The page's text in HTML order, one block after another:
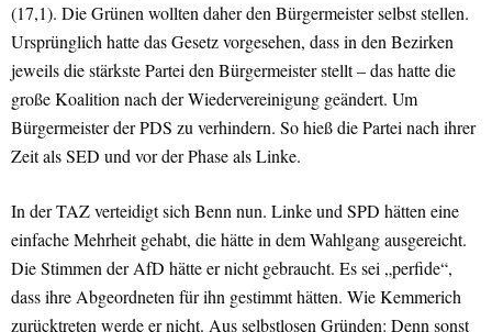
(17,1). Die Grünen wollten daher den Bürgermeister selbst stellen.
Ursprünglich hatte das Gesetz vorgesehen, dass in den Bezirken
jeweils die stärkste Partei den Bürgermeister stellt – das hatte die
große Koalition nach der Wiedervereinigung geändert. Um
Bürgermeister der PDS zu verhindern. So hieß die Partei nach ihrer
Zeit als SED und vor der Phase als Linke.
In der TAZ verteidigt sich Benn nun. Linke und SPD hätten eine
einfache Mehrheit gehabt, die hätte in dem Wahlgang ausgereicht.
Die Stimmen der AfD hätte er nicht gebraucht. Es sei „perfide“,
dass ihre Abgeordneten für ihn gestimmt hätten. Wie Kemmerich
zurücktreten werde er nicht. Aus selbstlosen Gründen: Denn sonst